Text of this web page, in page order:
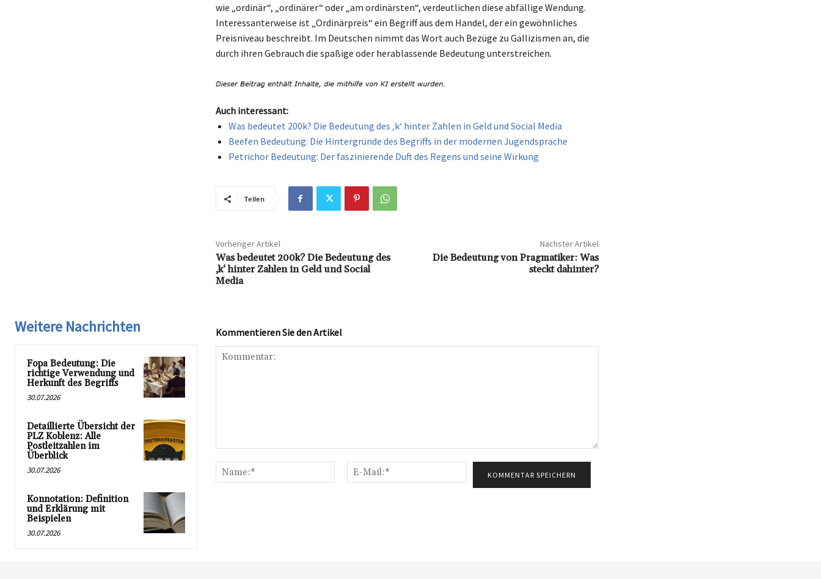
wie „ordinär“, „ordinärer“ oder „am ordinärsten“, verdeutlichen diese abfällige Wendung.
Interessanterweise ist „Ordinärpreis“ ein Begriff aus dem Handel, der ein gewöhnliches
Preisniveau beschreibt. Im Deutschen nimmt das Wort auch Bezüge zu Gallizismen an, die
durch ihren Gebrauch die spaßige oder herablassende Bedeutung unterstreichen.
Auch interessant:
Was bedeutet 200k? Die Bedeutung des ‚k‘ hinter Zahlen in Geld und Social Media
Beefen Bedeutung: Die Hintergründe des Begriffs in der modernen Jugendsprache
Petrichor Bedeutung: Der faszinierende Duft des Regens und seine Wirkung
Teilen
Vorheriger Artikel
Was bedeutet 200k? Die Bedeutung des
‚k‘ hinter Zahlen in Geld und Social
Media
Nächster Artikel
Die Bedeutung von Pragmatiker: Was
steckt dahinter?
Weitere Nachrichten
Fopa Bedeutung: Die
richtige Verwendung und
Herkunft des Begriffs
30.07.2026
Detaillierte Übersicht der
PLZ Koblenz: Alle
Postleitzahlen im
Überblick
30.07.2026
Konnotation: Definition
und Erklärung mit
Beispielen
30.07.2026
Kommentieren Sie den Artikel
Name:*
Mail:*